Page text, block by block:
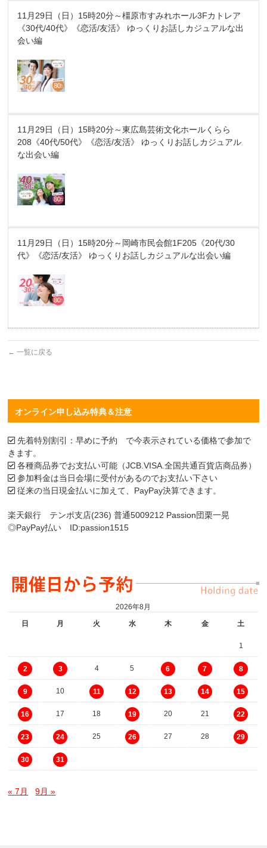
11月29日（日）15時20分～橿原市すみれホール3Fカトレア
《30代/40代》《恋活/友活》 ゆっくりお話しカジュアルな出
会い編
11月29日（日）15時20分～東広島芸術文化ホールくらら
208《40代/50代》《恋活/友活》 ゆっくりお話しカジュアル
な出会い編
11月29日（日）15時20分～岡崎市民会館1F205《20代/30
代》《恋活/友活》 ゆっくりお話しカジュアルな出会い編
← 一覧に戻る
オンライン申し込み特典＆注意
先着特別割引：早めに予約 で今表示されている価格で参加で
きます。
各種商品券でお支払い可能（JCB.VISA.全国共通百貨店商品券）
参加料金は当日会場に受付があるのでお支払い下さい
従来の当日現金払いに加えて、PayPay決算できます。
楽天銀行 テンポ支店(236) 普通5009212 Passion団栗一晃
◎PayPay払い ID:passion1515
2026年8月
日
月 火 水 木 金 土
1
2 3 4 5 6 7 8
9 10 11 12 13 14 15
16 17 18 19 20 21 22
23 24 25 26 27 28 29
30 31
« 7月 9月 »